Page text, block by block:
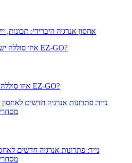
אחסון אנרגיה היברידי: תכונות,
איזו סוללה יש בעגלת גולף EZ-GO?